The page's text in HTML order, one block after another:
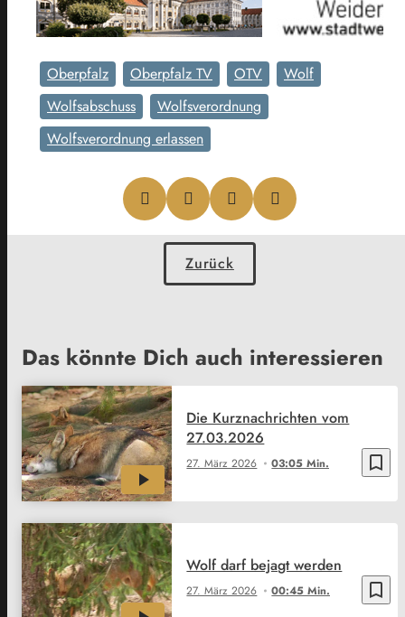
Oberpfalz Oberpfalz TV OTV
Wolf
Wolfsabschuss
Wolfsverordnung
Wolfsverordnung erlassen
Zurück
Das könnte Dich auch interessieren
bookmark_border
27. März 2026 03:05 Min.
Die Kurznachrichten vom
27.03.2026
bookmark_border
27. März 2026 00:45 Min.
Wolf darf bejagt werden